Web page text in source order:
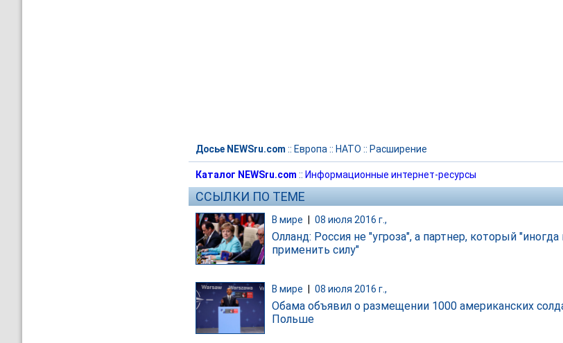
Досье NEWSru.com :: Европа :: НАТО :: Расширение
Каталог NEWSru.com :: Информационные интернет-ресурсы
ССЫЛКИ ПО ТЕМЕ
В мире 08 июля 2016 г.,
Олланд: Россия не "угроза", а партнер, который
применить силу"
В мире 08 июля 2016 г.,
Обама объявил о размещении 1000 американских
Польше